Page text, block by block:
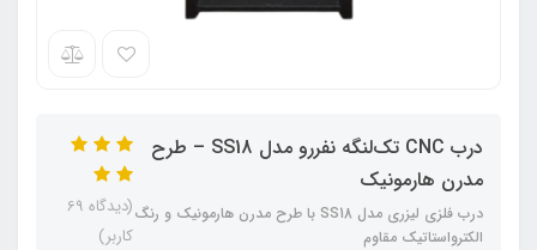
درب CNC تک‌لنگه نفررو مدل SS18 – طرح
مدرن هارمونیک
درب فلزی لیزری مدل SS18 با طرح مدرن هارمونیک و رنگ
الکترواستاتیک مقاوم
(دیدگاه 69
کاربر)